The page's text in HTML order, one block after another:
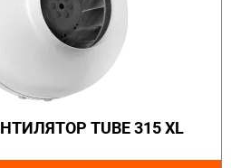
TUBE 315 XL